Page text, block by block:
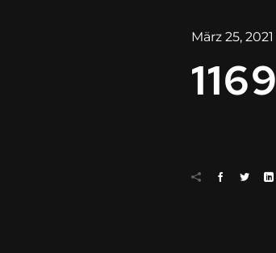
März 25, 2021
1169